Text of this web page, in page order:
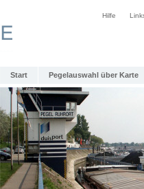
Hilfe
Start Pegelauswahl über Karte